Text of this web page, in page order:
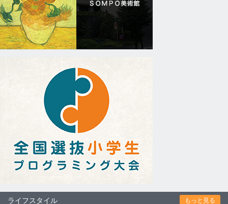
ライフスタイル もっと見る